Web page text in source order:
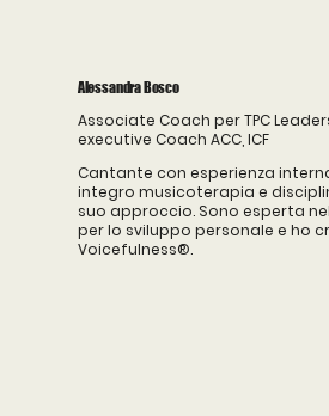
Alessandra Bosco
Associate Coach per TPC
executive Coach ACC, ICF
Cantante con esperienza
integro musicoterapia e
suo approccio. Sono esperta
per lo sviluppo personale e ho
Voicefulness®.